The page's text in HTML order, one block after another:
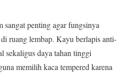
sangat penting agar fungsinya
ruang lembap. Kayu berlapis anti-
sekaligus daya tahan tinggi
memilih kaca tempered karena